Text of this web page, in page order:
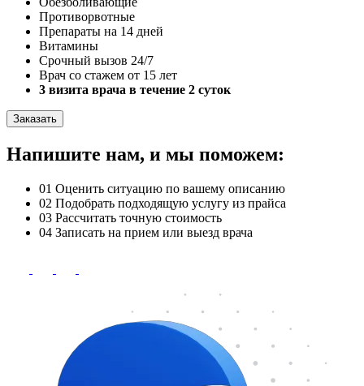
Противорвотные
Препараты на 14 дней
Витамины
Срочный вызов 24/7
Врач со стажем от 15 лет
3 визита врача в течение 2 суток
Заказать
Напишите нам, и мы поможем:
01 Оценить ситуацию по вашему описанию
02 Подобрать подходящую услугу из прайса
03 Рассчитать точную стоимость
04 Записать на прием или выезд врача